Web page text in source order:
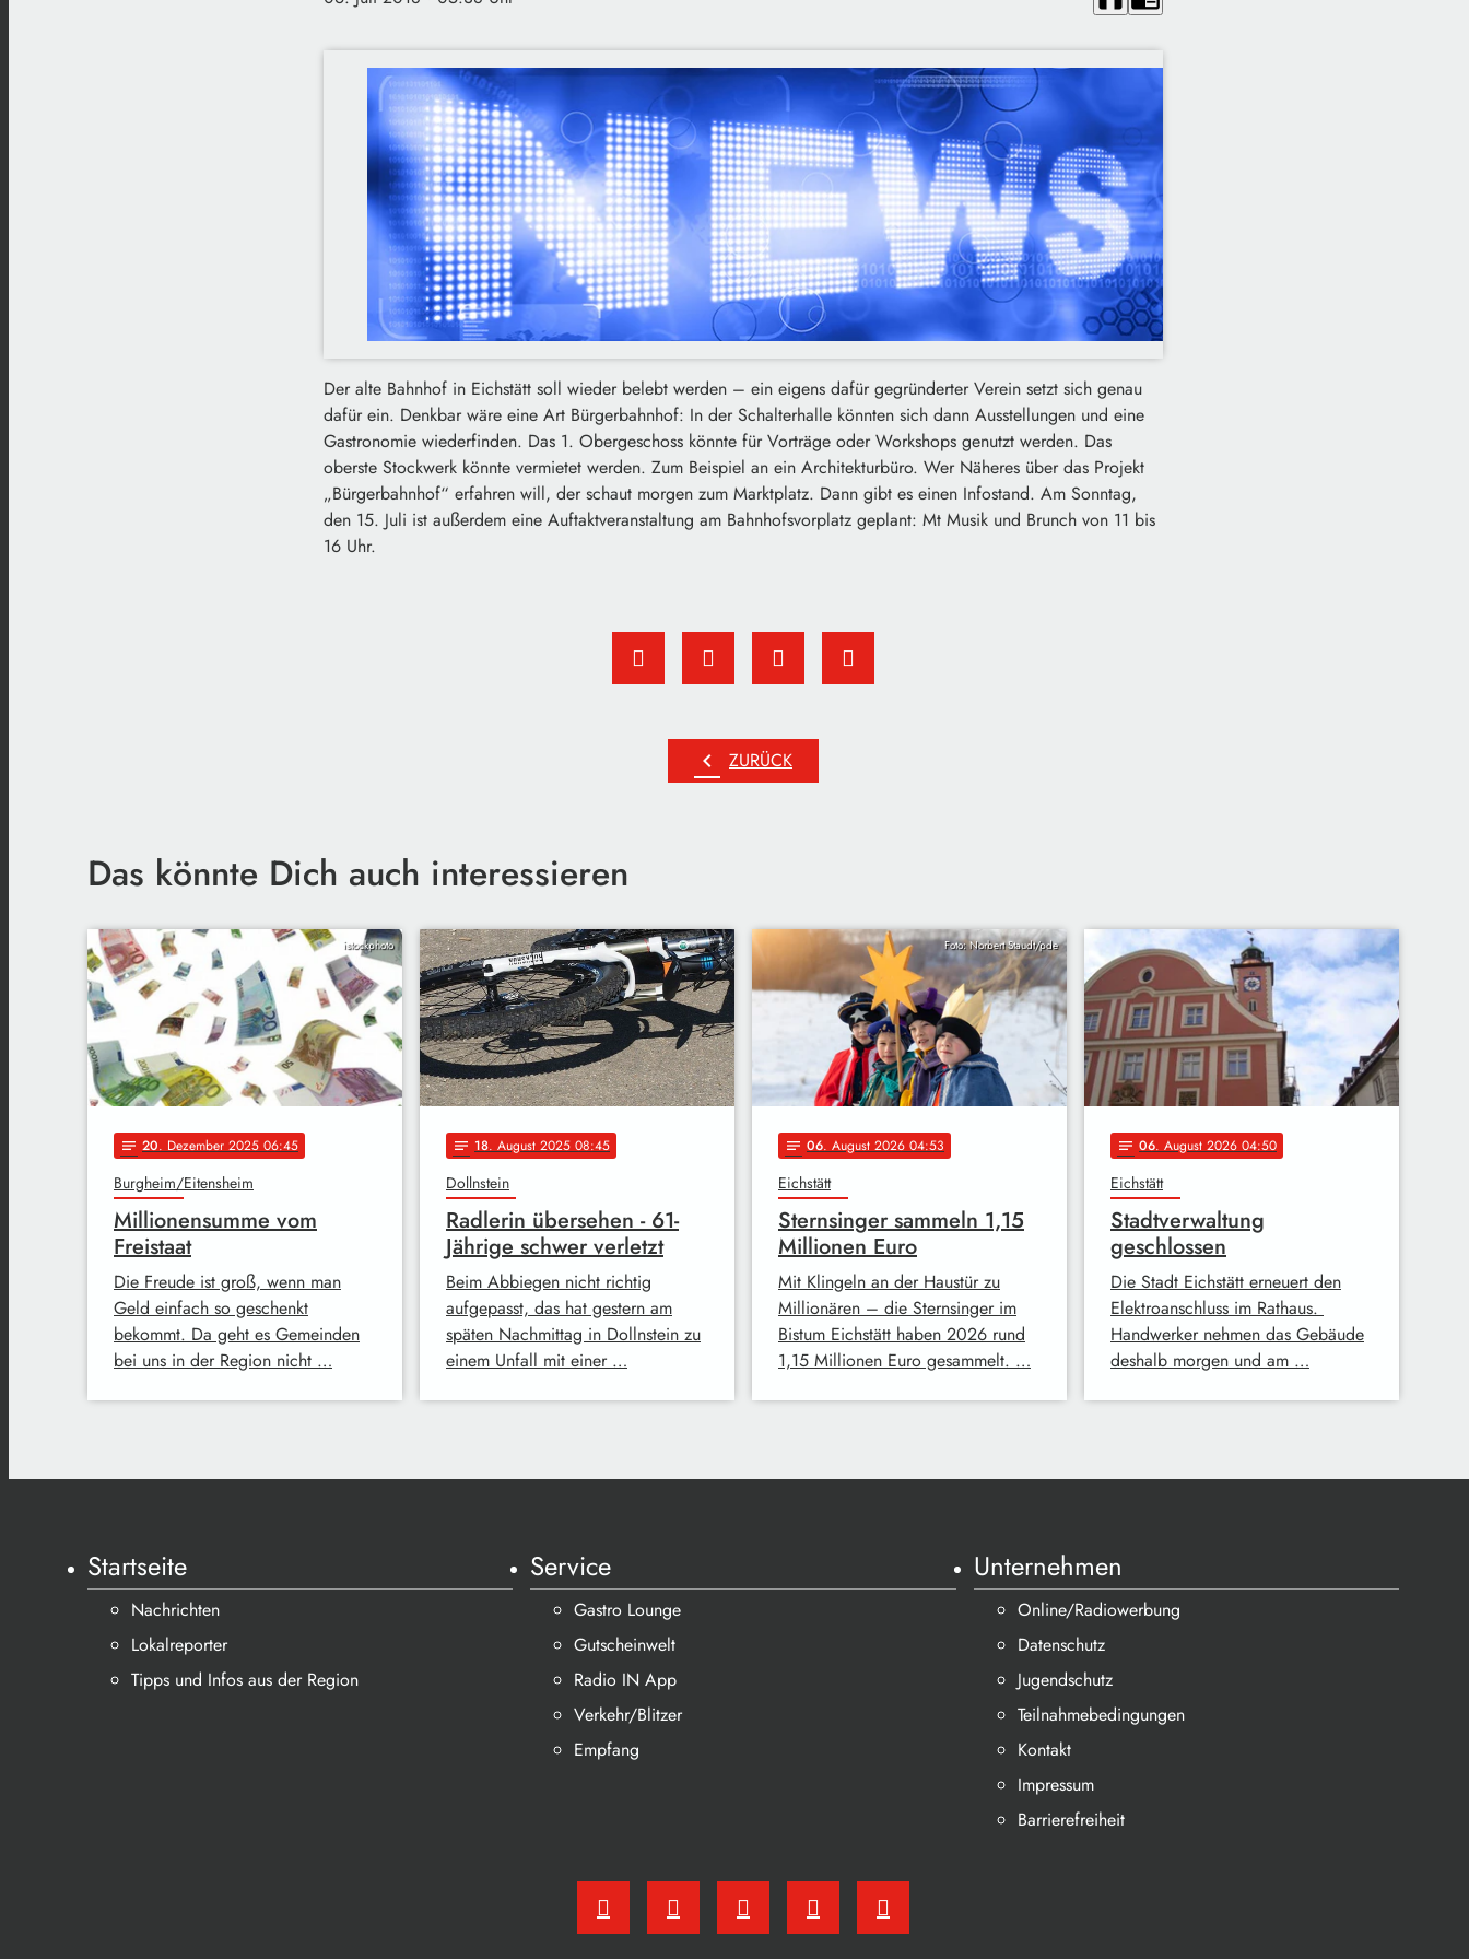
Der alte Bahnhof in Eichstätt soll wieder belebt werden – ein eigens dafür gegründerter Verein setzt sich genau
dafür ein. Denkbar wäre eine Art Bürgerbahnhof: In der Schalterhalle könnten sich dann Ausstellungen und eine
Gastronomie wiederfinden. Das 1. Obergeschoss könnte für Vorträge oder Workshops genutzt werden. Das
oberste Stockwerk könnte vermietet werden. Zum Beispiel an ein Architekturbüro. Wer Näheres über das Projekt
„Bürgerbahnhof“ erfahren will, der schaut morgen zum Marktplatz. Dann gibt es einen Infostand. Am Sonntag,
den 15. Juli ist außerdem eine Auftaktveranstaltung am Bahnhofsvorplatz geplant: Mt Musik und Brunch von 11 bis
16 Uhr.
chevron_left ZURÜCK
Das könnte Dich auch interessieren
istockphoto
notes 20. Dezember 2025 06:45
Burgheim/Eitensheim
Millionensumme vom
Freistaat
Die Freude ist groß, wenn man
Geld einfach so geschenkt
bekommt. Da geht es Gemeinden
bei uns in der Region nicht …
notes 18. August 2025 08:45
Dollnstein
Radlerin übersehen - 61-
Jährige schwer verletzt
Beim Abbiegen nicht richtig
aufgepasst, das hat gestern am
späten Nachmittag in Dollnstein zu
einem Unfall mit einer …
Foto: Norbert Staudt/pde
notes 06. August 2026 04:53
Eichstätt
Sternsinger sammeln 1,15
Millionen Euro
Mit Klingeln an der Haustür zu
Millionären – die Sternsinger im
Bistum Eichstätt haben 2026 rund
1,15 Millionen Euro gesammelt. …
notes 06. August 2026 04:50
Eichstätt
Stadtverwaltung
geschlossen
Die Stadt Eichstätt erneuert den
Elektroanschluss im Rathaus.
Handwerker nehmen das Gebäude
deshalb morgen und am …
Startseite
Nachrichten
Lokalreporter
Tipps und Infos aus der Region
Service
Gastro Lounge
Gutscheinwelt
Radio IN App
Verkehr/Blitzer
Empfang
Unternehmen
Online/Radiowerbung
Datenschutz
Jugendschutz
Teilnahmebedingungen
Kontakt
Impressum
Barrierefreiheit